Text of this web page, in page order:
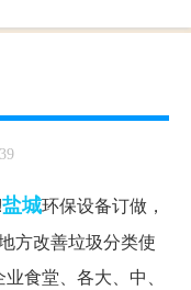
盐城环保设备订做，
方改善垃圾分类使
食堂、各大、中、